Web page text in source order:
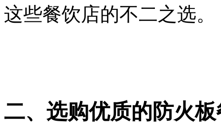
这些餐饮店的不二之选。
二、选购优质的防火